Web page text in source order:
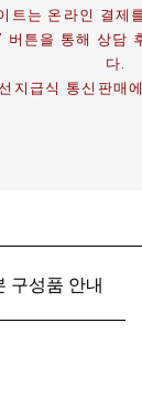
트는 온라인 결제
버튼을 통해 상담
다.
지급식 통신판매
구성품 안내